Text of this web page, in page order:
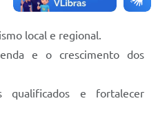
local e regional.
e o crescimento dos
qualificados e fortalecer